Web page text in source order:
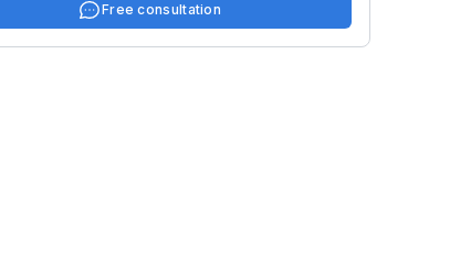
Free consultation